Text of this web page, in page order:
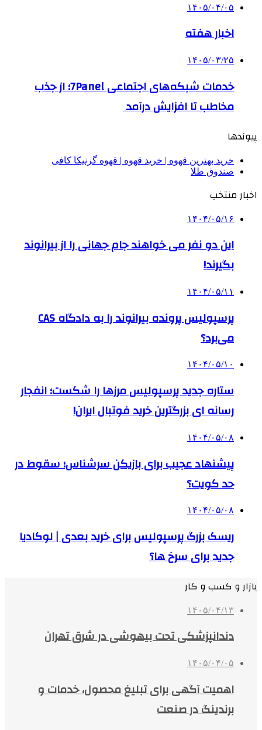
۱۴۰۵/۰۴/۰۵
اخبار هفته
۱۴۰۵/۰۳/۲۵
خدمات شبکه‌های اجتماعی 7Panel؛ از جذب
مخاطب تا افزایش درآمد
پیوندها
خرید بهترین قهوه | خرید قهوه | قهوه گرنیکا کافی
صندوق طلا
اخبار منتخب
۱۴۰۴/۰۵/۱۶
این دو نفر می خواهند جام جهانی را از بیرانوند
بگیرند!
۱۴۰۴/۰۵/۱۱
پرسپولیس پرونده بیرانوند را به دادگاه CAS
می‌برد؟
۱۴۰۴/۰۵/۱۰
ستاره جدید پرسپولیس مرزها را شکست؛ انفجار
رسانه ای بزرگترین خرید فوتبال ایران!
۱۴۰۴/۰۵/۰۸
پیشنهاد عجیب برای بازیکن سرشناس؛ سقوط در
حد کویت؟
۱۴۰۴/۰۵/۰۸
ریسک بزرگ پرسپولیس برای خرید بعدی | لوکادیا
جدید برای سرخ ها؟
بازار و کسب و کار
۱۴۰۵/۰۴/۱۳
دندانپزشکی تحت بیهوشی در شرق تهران
۱۴۰۵/۰۴/۰۵
اهمیت آگهی برای تبلیغ محصول، خدمات و
برندینگ در صنعت